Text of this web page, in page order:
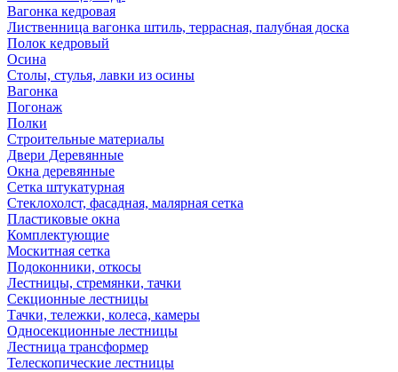
Вагонка кедровая
Лиственница вагонка штиль, террасная, палубная доска
Полок кедровый
Осина
Столы, стулья, лавки из осины
Вагонка
Погонаж
Полки
Строительные материалы
Двери Деревянные
Окна деревянные
Сетка штукатурная
Стеклохолст, фасадная, малярная сетка
Пластиковые окна
Комплектующие
Москитная сетка
Подоконники, откосы
Лестницы, стремянки, тачки
Секционные лестницы
Тачки, тележки, колеса, камеры
Односекционные лестницы
Лестница трансформер
Телескопические лестницы